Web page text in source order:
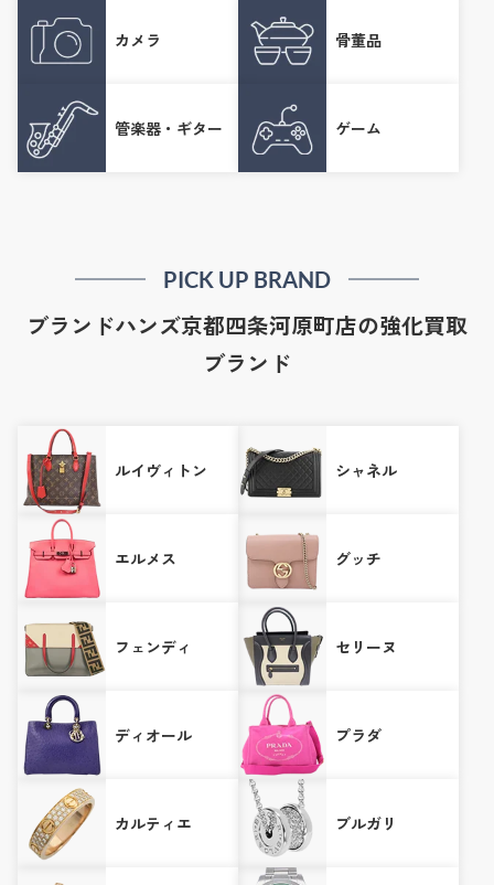
カメラ 骨董品
管楽器・ギター ゲーム
PICK UP BRAND
ブランドハンズ京都四条河原町店の強化買取
ブランド
ルイヴィトン シャネル
エルメス グッチ
フェンディ セリーヌ
ディオール プラダ
カルティエ ブルガリ